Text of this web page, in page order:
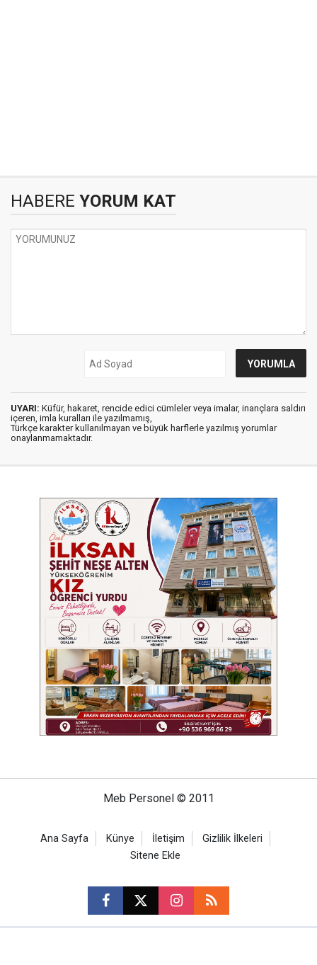
HABERE YORUM KAT
UYARI: Küfür, hakaret, rencide edici cümleler veya imalar, inançlara saldırı
içeren, imla kuralları ile yazılmamış,
Türkçe karakter kullanılmayan ve büyük harflerle yazılmış yorumlar
onaylanmamaktadır.
Meb Personel © 2011
Ana Sayfa Künye İletişim
Gizlilik İlkeleri
Sitene Ekle